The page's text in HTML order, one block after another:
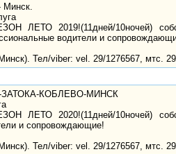
ЛЕТО 2019!(11дней/10ночей)
водители и
Тел/viber: vel. 29/1276567, мтс.
КОБЛЕВО-МИНСК
ЛЕТО 2020!(11дней/10ночей)
и сопровождающие!
Тел/viber: vel. 29/1276567, мтс.